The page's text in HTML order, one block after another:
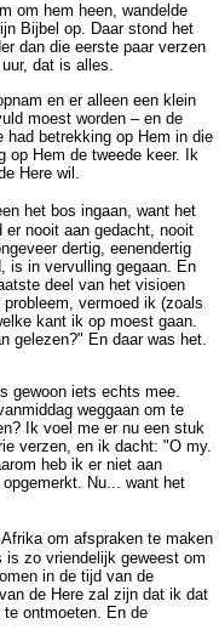
om hem heen, wandelde
Bijbel op. Daar stond het
dan die eerste paar verzen
dat is alles.
en er alleen een klein
moest worden – en de
had betrekking op Hem in die
op Hem de tweede keer. Ik
Here wil.
het bos ingaan, want het
nooit aan gedacht, nooit
dertig, eenendertig
is in vervulling gegaan. En
deel van het visioen
vermoed ik (zoals
kant ik op moest gaan.
gelezen?" En daar was het.
iets echts mee.
weggaan om te
Ik voel me er nu een stuk
verzen, en ik dacht: "O my.
heb ik er niet aan
Nu... want het
om afspraken te maken
is zo vriendelijk geweest om
in de tijd van de
de Here zal zijn dat ik dat
te ontmoeten. En de